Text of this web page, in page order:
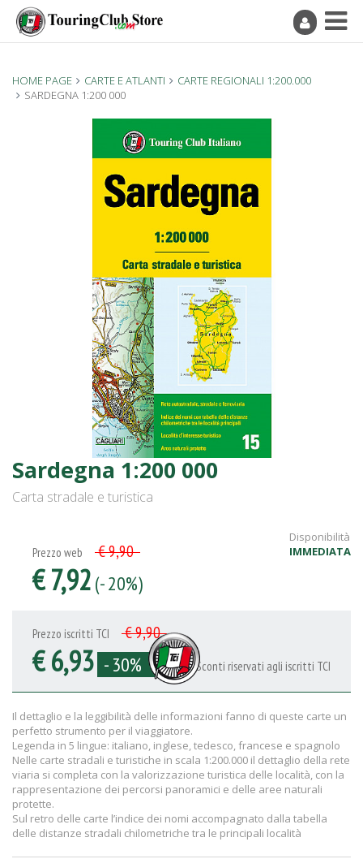
HOME PAGE CARTE E ATLANTI
CARTE REGIONALI 1:200.000
SARDEGNA 1:200 000
Sardegna 1:200 000
Carta stradale e turistica
Disponibilità
IMMEDIATA
Prezzo web € 9,90
€ 7,92(- 20%)
Prezzo iscritti TCI € 9,90
€ 6,93 - 30% Sconti riservati agli iscritti TCI
Il dettaglio e la leggibilità delle informazioni fanno di queste carte un
perfetto strumento per il viaggiatore.
Legenda in 5 lingue: italiano, inglese, tedesco, francese e spagnolo
Nelle carte stradali e turistiche in scala 1:200.000 il dettaglio della rete
viaria si completa con la valorizzazione turistica delle località, con la
rappresentazione dei percorsi panoramici e delle aree naturali
protette.
Sul retro delle carte l’indice dei nomi accompagnato dalla tabella
delle distanze stradali chilometriche tra le principali località